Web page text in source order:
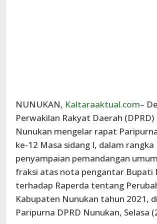
NUNUKAN, Kaltaraaktual.com–
Perwakilan Rakyat Daerah
Nunukan mengelar rapat
ke-12 Masa sidang I, dalam rangka
penyampaian pemandangan
fraksi atas nota pengantar Bupati
terhadap Raperda tentang
Kabupaten Nunukan tahun 2021,
Paripurna DPRD Nunukan, Selasa